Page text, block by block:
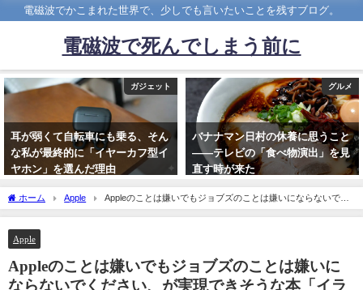
電磁波でかこまれた世界で、少しでも言いたいことを残すブログ。
電磁波で死んでしまう前に
ガジェット
耳が弱くて自転車にも乗る、そん
な私が最終的に「イヤーカフ型イ
ヤホン」を選んだ理由
グルメ
バナナマン日村の休養に思うこと
――テレビの「食べ物演出」を見
直す時が来た
ホーム Apple
Appleのことは嫌いでもジョブズのことは嫌いにならないでく
ださい、が実現できそうな本「イラスト伝記 スティーブ・ジョブズ」
Apple
Appleのことは嫌いでもジョブズのことは嫌いに
ならないでください、が実現できそうな本「イラ